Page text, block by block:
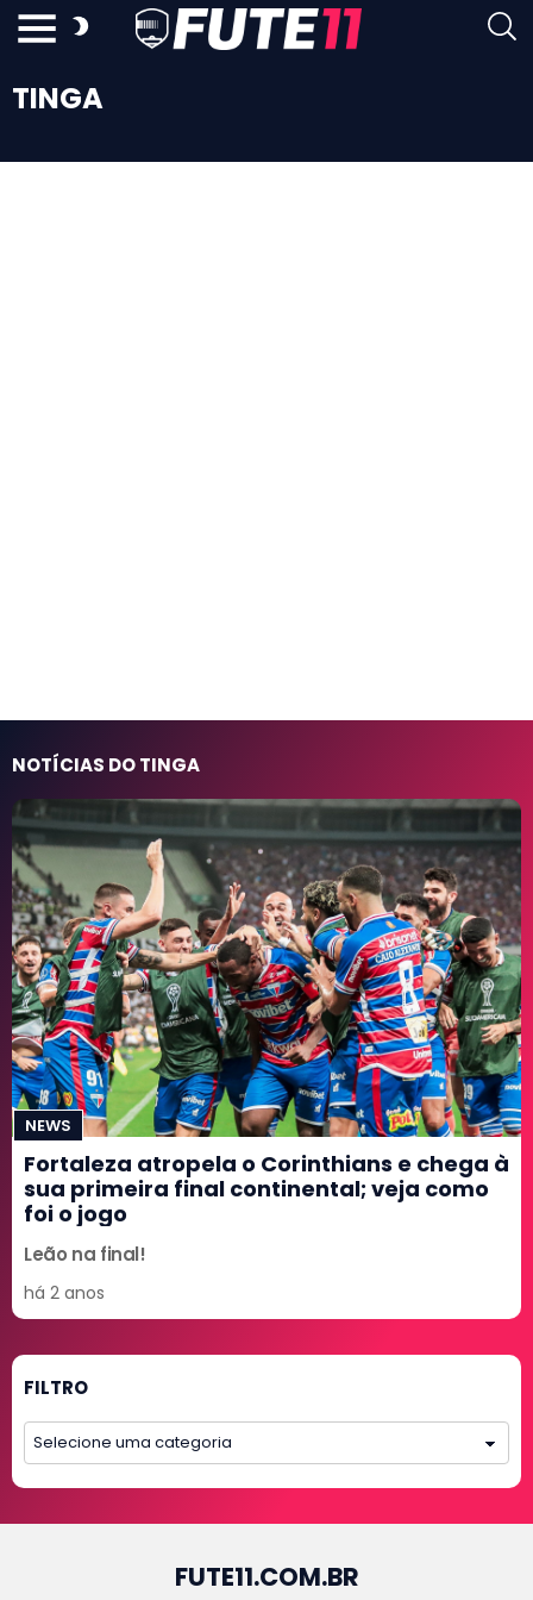
TINGA
NOTÍCIAS DO TINGA
NEWS
Fortaleza atropela o Corinthians e chega à
sua primeira final continental; veja como
foi o jogo
Leão na final!
há 2 anos
FILTRO
FUTE11.COM.BR